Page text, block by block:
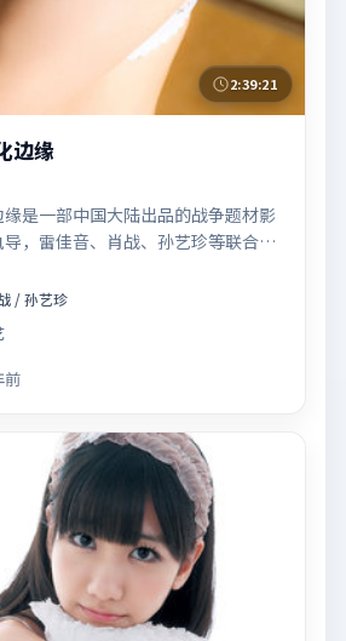
2:39:21
边缘
是一部中国大陆出品的战争题材影
，雷佳音、肖战、孙艺珍等联合主
26日在院线首映。影片围绕「记忆
展开叙事，镜头语言克制而富有张
人物弧光完整；配乐与场面调度强
验，亦留有可供解读的细节空间，
事与人物关系的观众观看与收藏。
/ 孙艺珍
前